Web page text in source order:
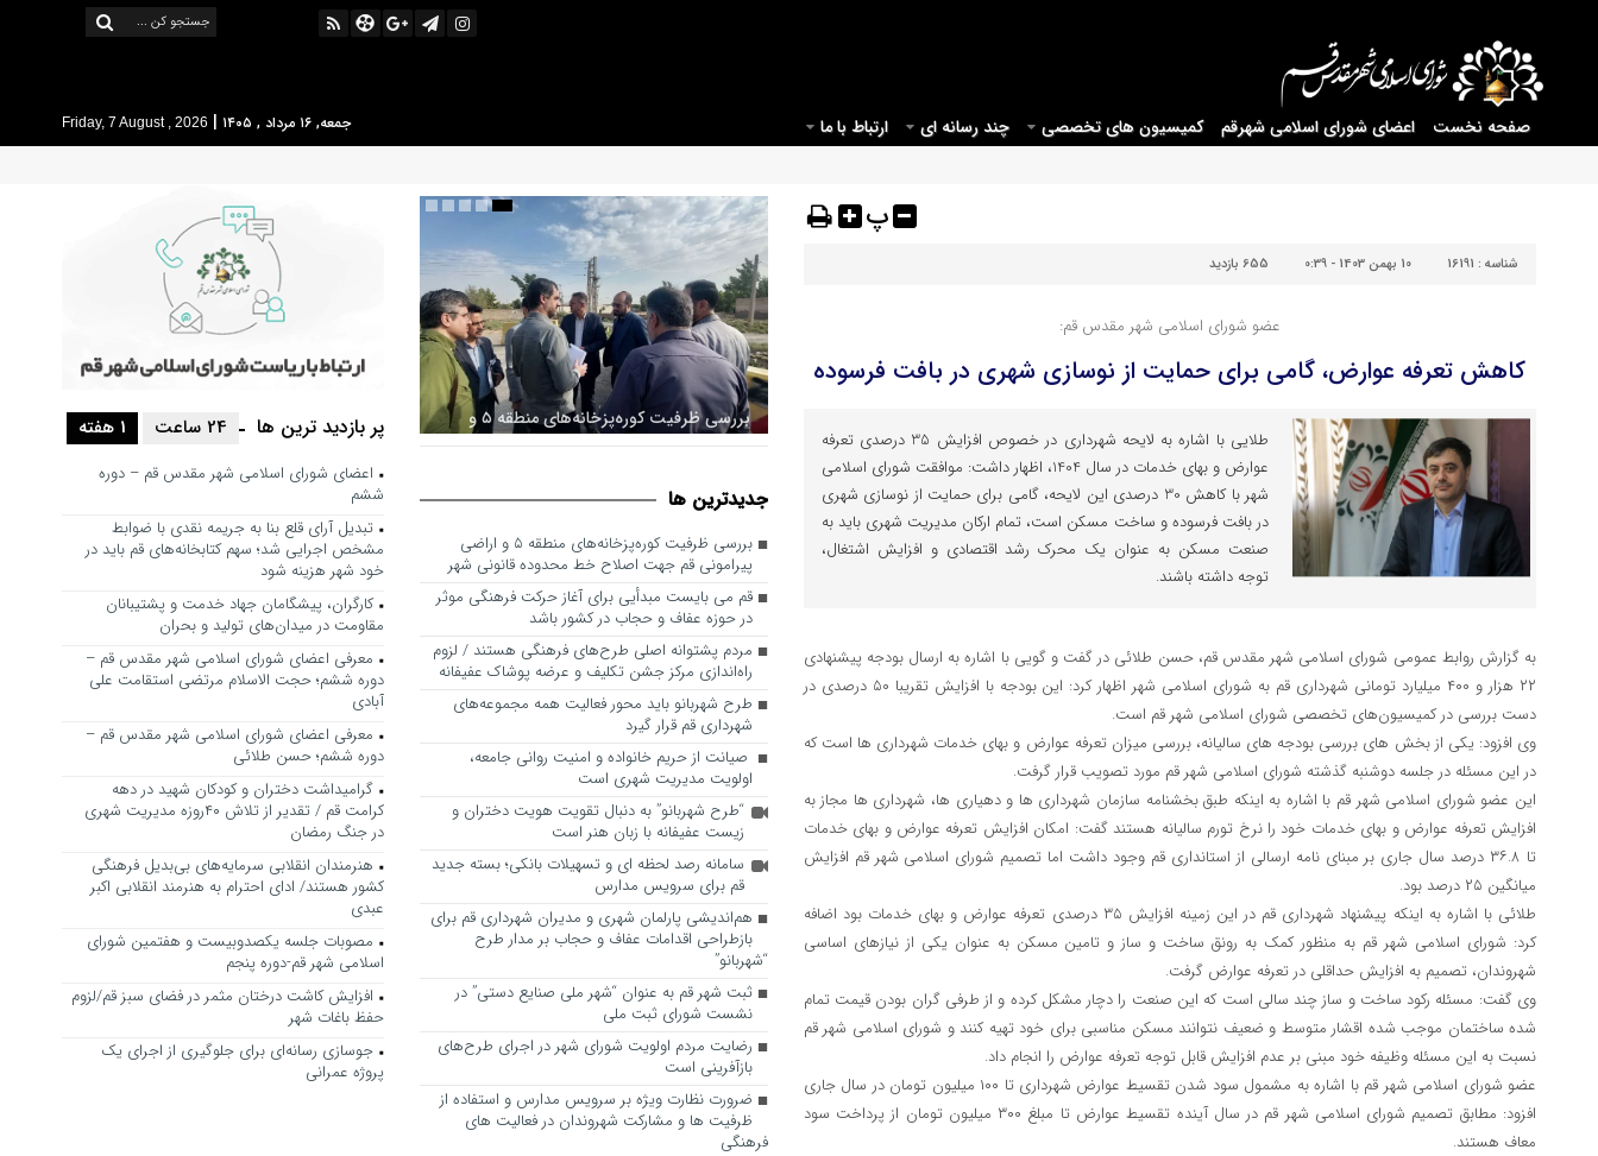
صفحه نخست اعضای شورای اسلامی شهرقم کمیسیون های تخصصی چند رسانه ای ارتباط با ما جمعه, ۱۶ مرداد , ۱۴۰۵ |
Friday, 7 August , 2026
پ
شناسه : 16191 10 بهمن 1403 - 0:39 655 بازدید
عضو شورای اسلامی شهر مقدس قم:
کاهش تعرفه عوارض، گامی برای حمایت از نوسازی شهری در بافت فرسوده
طلایی با اشاره به لایحه شهرداری در خصوص افزایش 35 درصدی تعرفه
عوارض و بهای خدمات در سال 1404، اظهار داشت: موافقت شورای اسلامی
شهر با کاهش 30 درصدی این لایحه، گامی برای حمایت از نوسازی شهری
در بافت فرسوده و ساخت مسکن است، تمام ارکان مدیریت شهری باید به
صنعت مسکن به عنوان یک محرک رشد اقتصادی و افزایش اشتغال،
توجه داشته باشند.
به گزارش روابط عمومی شورای اسلامی شهر مقدس قم، حسن طلائی در گفت و گویی با اشاره به ارسال بودجه پیشنهادی
۲۲ هزار و ۴۰۰ میلیارد تومانی شهرداری قم به شورای اسلامی شهر اظهار کرد: این بودجه با افزایش تقریبا ۵۰ درصدی در
دست بررسی در کمیسیون‌های تخصصی شورای اسلامی شهر قم است.
وی افزود: یکی از بخش های بررسی بودجه های سالیانه، بررسی میزان تعرفه عوارض و بهای خدمات شهرداری ها است که
در این مسئله در جلسه دوشنبه گذشته شورای اسلامی شهر قم مورد تصویب قرار گرفت.
این عضو شورای اسلامی شهر قم با اشاره به اینکه طبق بخشنامه سازمان شهرداری ها و دهیاری ها، شهرداری ها مجاز به
افزایش تعرفه عوارض و بهای خدمات خود را نرخ تورم سالیانه هستند گفت: امکان افزایش تعرفه عوارض و بهای خدمات
تا ۳۶.۸ درصد سال جاری بر مبنای نامه ارسالی از استانداری قم وجود داشت اما تصمیم شورای اسلامی شهر قم افزایش
میانگین ۲۵ درصد بود.
طلائی با اشاره به اینکه پیشنهاد شهرداری قم در این زمینه افزایش ۳۵ درصدی تعرفه عوارض و بهای خدمات بود اضافه
کرد: شورای اسلامی شهر قم به منظور کمک به رونق ساخت و ساز و تامین مسکن به عنوان یکی از نیازهای اساسی
شهروندان، تصمیم به افزایش حداقلی در تعرفه عوارض گرفت.
وی گفت: مسئله رکود ساخت و ساز چند سالی است که این صنعت را دچار مشکل کرده و از طرفی گران بودن قیمت تمام
شده ساختمان موجب شده اقشار متوسط و ضعیف نتوانند مسکن مناسبی برای خود تهیه کنند و شورای اسلامی شهر قم
نسبت به این مسئله وظیفه خود مبنی بر عدم افزایش قابل توجه تعرفه عوارض را انجام داد.
عضو شورای اسلامی شهر قم با اشاره به مشمول سود شدن تقسیط عوارض شهرداری تا ۱۰۰ میلیون تومان در سال جاری
افزود: مطابق تصمیم شورای اسلامی شهر قم در سال آینده تقسیط عوارض تا مبلغ ۳۰۰ میلیون تومان از پرداخت سود
معاف هستند.
بررسی ظرفیت کوره‌پزخانه‌های منطقه ۵ و
جديدترين ها
بررسی ظرفیت کوره‌پزخانه‌های منطقه ۵ و اراضی
پیرامونی قم جهت اصلاح خط محدوده قانونی شهر
قم می بایست مبدأیی برای آغاز حرکت فرهنگی موثر
در حوزه عفاف و حجاب در کشور باشد
مردم پشتوانه اصلی طرح‌های فرهنگی هستند / لزوم
راه‌اندازی مرکز جشن تکلیف و عرضه پوشاک عفیفانه
طرح شهربانو باید محور فعالیت همه مجموعه‌های
شهرداری قم قرار گیرد
صیانت از حریم خانواده و امنیت روانی جامعه،
اولویت مدیریت شهری است
“طرح شهربانو” به دنبال تقویت هویت دختران و
زیست عفیفانه با زبان هنر است
سامانه رصد لحظه ای و تسهیلات بانکی؛ بسته جدید
قم برای سرویس مدارس
هم‌اندیشی پارلمان شهری و مدیران شهرداری قم برای
بازطراحی اقدامات عفاف و حجاب بر مدار طرح
“شهربانو”
ثبت شهر قم به عنوان “شهر ملی صنایع دستی” در
نشست شورای ثبت ملی
رضایت مردم اولویت شورای شهر در اجرای طرح‌های
بازآفرینی است
ضرورت نظارت ویژه بر سرویس مدارس و استفاده از
ظرفیت ها و مشارکت شهروندان در فعالیت های
فرهنگی
پر بازدید ترین ها 1 هفته 24 ساعت
اعضای شورای اسلامی شهر مقدس قم – دوره
ششم
تبدیل آرای قلع بنا به جریمه نقدی با ضوابط
مشخص اجرایی شد؛ سهم کتابخانه‌های قم باید در
خود شهر هزینه شود
کارگران، پیشگامان جهاد خدمت و پشتیبانان
مقاومت در میدان‌های تولید و بحران
معرفی اعضای شورای اسلامی شهر مقدس قم –
دوره ششم؛ حجت الاسلام مرتضی استقامت علی
آبادی
معرفی اعضای شورای اسلامی شهر مقدس قم –
دوره ششم؛ حسن طلائی
گرامیداشت دختران و کودکان شهید در دهه
کرامت قم / تقدیر از تلاش ۴۰روزه مدیریت شهری
در جنگ رمضان
هنرمندان انقلابی سرمایه‌های بی‌بدیل فرهنگی
کشور هستند/ ادای احترام به هنرمند انقلابی اکبر
عبدی
مصوبات جلسه یکصدوبیست و هفتمین شورای
اسلامی شهر قم-دوره پنجم
افزایش کاشت درختان مثمر در فضای سبز قم/لزوم
حفظ باغات شهر
جوسازی رسانه‌ای برای جلوگیری از اجرای یک
پروژه‌ عمرانی